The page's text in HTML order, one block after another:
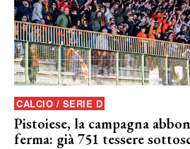
CALCIO / SERIE D
Pistoiese, la campagna
ferma: già 751 tessere